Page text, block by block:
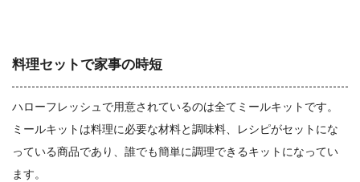
料理セットで家事の時短
ハローフレッシュで用意されているのは全てミールキットです。
ミールキットは料理に必要な材料と調味料、レシピがセットにな
っている商品であり、誰でも簡単に調理できるキットになってい
ます。